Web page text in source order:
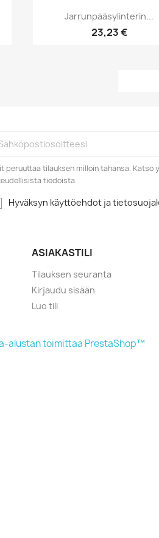
Pikakatselu
Jarrunpääsylinterin...
23,23 €
peruuttaa tilauksen milloin tahansa. Katso
tiedoista.
Hyväksyn käyttöehdot ja
ASIAKASTILI
Tilauksen seuranta
Kirjaudu sisään
Luo tili
alustan toimittaa PrestaShop™